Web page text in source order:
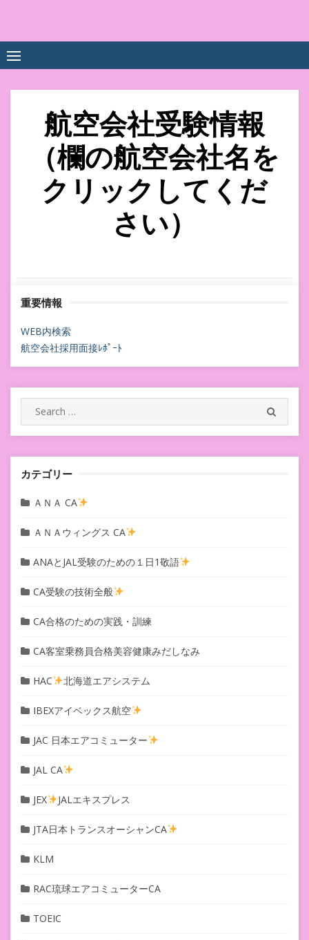
content
数UPｽｸｰﾙ
航空会社受験情報
（欄の航空会社名を
クリックしてくだ
さい）
重要情報
WEB内検索
航空会社採用面接ﾚﾎﾟｰﾄ
Search
for:
カテゴリー
ＡＮＡ CA
ＡＮＡウィングス CA
ANAとJAL受験のための１日1敬語
CA受験の技術全般
CA合格のための実践・訓練
CA客室乗務員合格美容健康みだしなみ
HAC 北海道エアシステム
IBEXアイベックス航空
JAC 日本エアコミューター
JAL CA
JEX JALエキスプレス
JTA日本トランスオーシャンCA
KLM
RAC琉球エアコミューターCA
TOEIC